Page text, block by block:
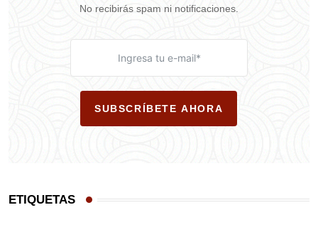
No recibirás spam ni notificaciones.
SUBSCRÍBETE AHORA
ETIQUETAS